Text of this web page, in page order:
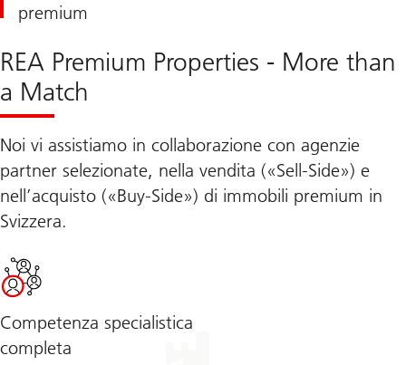
premium
REA Premium Properties - More than
a Match
Noi vi assistiamo in collaborazione con agenzie
partner selezionate, nella vendita («Sell-Side») e
nell’acquisto («Buy-Side») di immobili premium in
Svizzera.
Competenza specialistica
completa